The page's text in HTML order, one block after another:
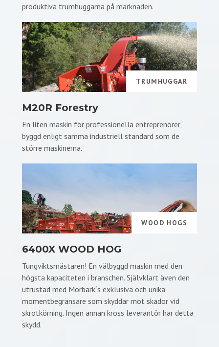
produktiva trumhuggarna på marknaden.
TRUMHUGGAR
M20R Forestry
En liten maskin för professionella entreprenörer,
byggd enligt samma industriell standard som de
större maskinerna.
WOOD HOGS
6400X WOOD HOG
Tungviktsmästaren! En välbyggd maskin med den
högsta kapaciteten i branschen. Självklart även den
utrustad med Morbark´s exklusiva och unika
momentbegränsare som skyddar mot skador vid
skrotkörning. Ingen annan kross leverantör har detta
skydd.